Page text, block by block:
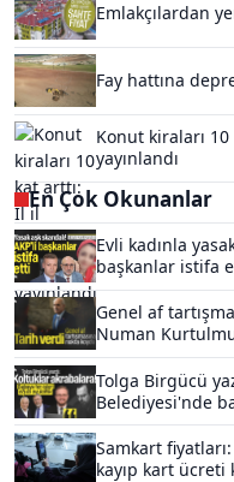
Emlakçılardan
Fay hattına
Konut kiraları
yayınlandı
En Çok Okunanlar
Evli kadınla
başkanlar istifa
Genel af
Numan
Tolga Birgücü
Belediyesi'nde
Samkart
kayıp kart ücreti